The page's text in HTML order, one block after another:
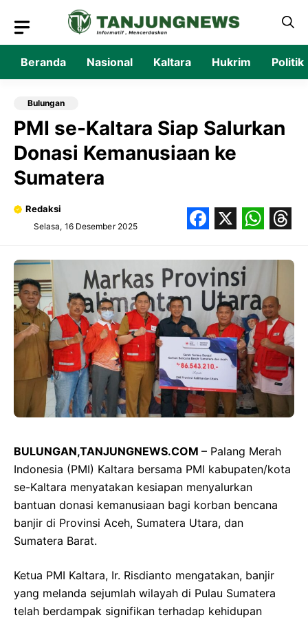
isi
Beranda Nasional Kaltara Hukrim Politik
Bulungan
PMI se-Kaltara Siap Salurkan
Donasi Kemanusiaan ke
Sumatera
Redaksi
Selasa, 16 Desember 2025
BULUNGAN,TANJUNGNEWS.COM – Palang Merah
Indonesia (PMI) Kaltara bersama PMI kabupaten/kota
se-Kaltara menyatakan kesiapan menyalurkan
bantuan donasi kemanusiaan bagi korban bencana
banjir di Provinsi Aceh, Sumatera Utara, dan
Sumatera Barat.
Ketua PMI Kaltara, Ir. Risdianto mengatakan, banjir
yang melanda sejumlah wilayah di Pulau Sumatera
telah berdampak signifikan terhadap kehidupan